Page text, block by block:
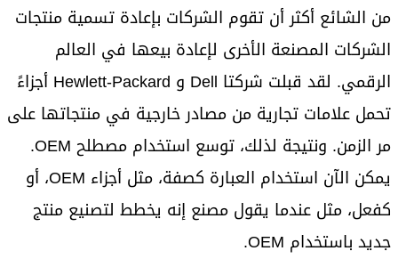
من الشائع أكثر أن تقوم الشركات بإعادة تسمية منتجات
الشركات المصنعة الأخرى لإعادة بيعها في العالم
الرقمي. لقد قبلت شركتا Dell و Hewlett-Packard أجزاءً
تحمل علامات تجارية من مصادر خارجية في منتجاتها على
مر الزمن. ونتيجة لذلك، توسع استخدام مصطلح OEM.
يمكن الآن استخدام العبارة كصفة، مثل أجزاء OEM، أو
كفعل، مثل عندما يقول مصنع إنه يخطط لتصنيع منتج
جديد باستخدام OEM.